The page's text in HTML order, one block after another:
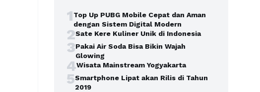
1Top Up PUBG Mobile Cepat dan Aman
dengan Sistem Digital Modern
2Sate Kere Kuliner Unik di Indonesia
3Pakai Air Soda Bisa Bikin Wajah
Glowing
4Wisata Mainstream Yogyakarta
5Smartphone Lipat akan Rilis di Tahun
2019